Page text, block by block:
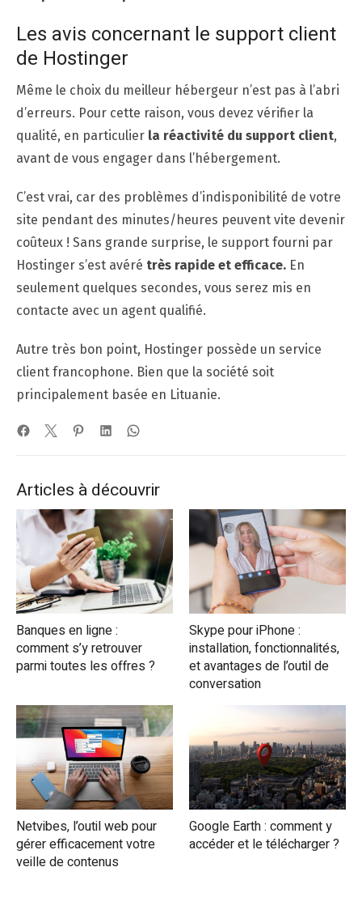
Les avis concernant le support client
de Hostinger
Même le choix du meilleur hébergeur n’est pas à l’abri
d’erreurs. Pour cette raison, vous devez vérifier la
qualité, en particulier la réactivité du support client,
avant de vous engager dans l’hébergement.
C’est vrai, car des problèmes d’indisponibilité de votre
site pendant des minutes/heures peuvent vite devenir
coûteux ! Sans grande surprise, le support fourni par
Hostinger s’est avéré très rapide et efficace. En
seulement quelques secondes, vous serez mis en
contacte avec un agent qualifié.
Autre très bon point, Hostinger possède un service
client francophone. Bien que la société soit
principalement basée en Lituanie.
Articles à découvrir
Banques en ligne :
comment s’y retrouver
parmi toutes les offres ?
Skype pour iPhone :
installation, fonctionnalités,
et avantages de l’outil de
conversation
Netvibes, l’outil web pour
gérer efficacement votre
veille de contenus
Google Earth : comment y
accéder et le télécharger ?